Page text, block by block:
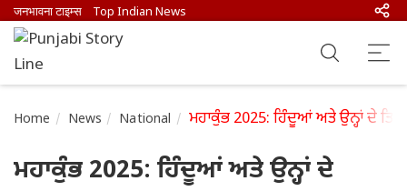
जनभावना टाइम्स Top Indian News
Home News National ਮਹਾਕੁੰਭ 2025: ਹਿੰਦੂਆਂ ਅਤੇ ਉਨ੍ਹਾਂ ਦੇ
ਮਹਾਕੁੰਭ 2025: ਹਿੰਦੂਆਂ ਅਤੇ ਉਨ੍ਹਾਂ ਦੇ